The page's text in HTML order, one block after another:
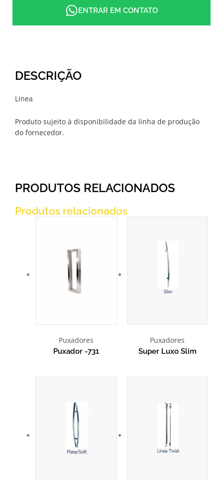
ENTRAR EM CONTATO
DESCRIÇÃO
Linea
Produto sujeito à disponibilidade da linha de produção
do fornecedor.
PRODUTOS RELACIONADOS
Produtos relacionados
Puxadores
Puxador -731
Puxadores
Super Luxo Slim